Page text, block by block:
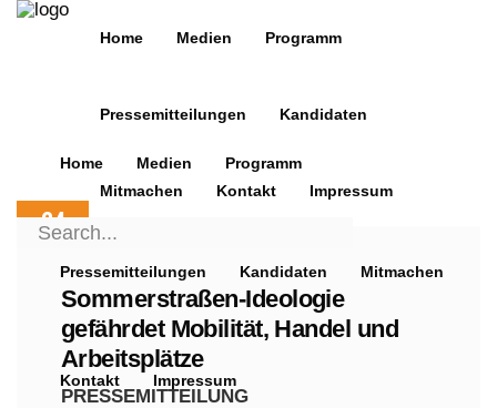
Home Medien Programm
Pressemitteilungen Kandidaten Mitmachen
Kontakt Impressum
Search
Home Medien Programm
Pressemitteilungen Kandidaten
Mitmachen Kontakt Impressum
24
NOV.
2025
Sommerstraßen-Ideologie
gefährdet Mobilität, Handel und
Arbeitsplätze
PRESSEMITTEILUNG